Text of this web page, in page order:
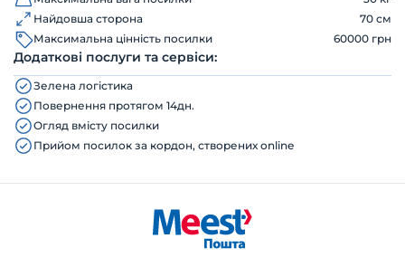
Найдовша сторона
70 см
Максимальна цінність посилки
60000 грн
Додаткові послуги та сервіси:
Зелена логістика
Повернення протягом 14дн.
Огляд вмісту посилки
Прийом посилок за кордон, створених online